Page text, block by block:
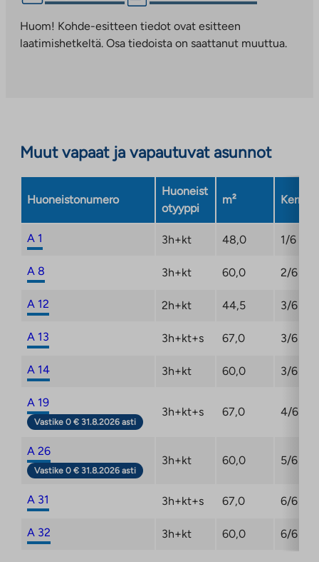
vie
ulkopuoliseen
palveluun.
Huom! Kohde-esitteen tiedot ovat esitteen
laatimishetkeltä. Osa tiedoista on saattanut muuttua.
Muut vapaat ja vapautuvat asunnot
Huoneistonumero
Huoneist
otyyppi
m² Kerros
A 1 3h+kt 48,0 1/6
A 8 3h+kt 60,0 2/6
A 12 2h+kt 44,5 3/6
A 13 3h+kt+s 67,0 3/6
A 14 3h+kt 60,0 3/6
A 19
Vastike 0 € 31.8.2026 asti
3h+kt+s 67,0 4/6
A 26
Vastike 0 € 31.8.2026 asti
3h+kt 60,0 5/6
A 31 3h+kt+s 67,0 6/6
A 32 3h+kt 60,0 6/6